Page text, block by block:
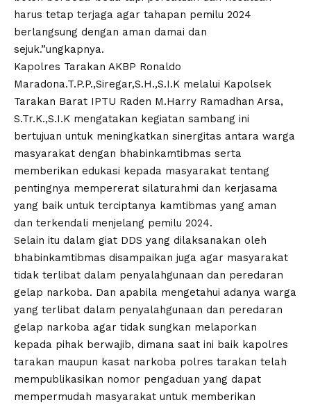
harus tetap terjaga agar tahapan pemilu 2024
berlangsung dengan aman damai dan
sejuk.”ungkapnya.
Kapolres Tarakan AKBP Ronaldo
Maradona.T.P.P.,Siregar,S.H.,S.I.K melalui Kapolsek
Tarakan Barat IPTU Raden M.Harry Ramadhan Arsa,
S.Tr.K.,S.I.K mengatakan kegiatan sambang ini
bertujuan untuk meningkatkan sinergitas antara warga
masyarakat dengan bhabinkamtibmas serta
memberikan edukasi kepada masyarakat tentang
pentingnya mempererat silaturahmi dan kerjasama
yang baik untuk terciptanya kamtibmas yang aman
dan terkendali menjelang pemilu 2024.
Selain itu dalam giat DDS yang dilaksanakan oleh
bhabinkamtibmas disampaikan juga agar masyarakat
tidak terlibat dalam penyalahgunaan dan peredaran
gelap narkoba. Dan apabila mengetahui adanya warga
yang terlibat dalam penyalahgunaan dan peredaran
gelap narkoba agar tidak sungkan melaporkan
kepada pihak berwajib, dimana saat ini baik kapolres
tarakan maupun kasat narkoba polres tarakan telah
mempublikasikan nomor pengaduan yang dapat
mempermudah masyarakat untuk memberikan